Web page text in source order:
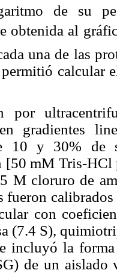
de su
obtenida al
una de las
calcular
por
en gradientes
10 y 30% de
[50 mM Tris-
M cloruro de
fueron
con
(7.4 S),
incluyó la
de un aislado